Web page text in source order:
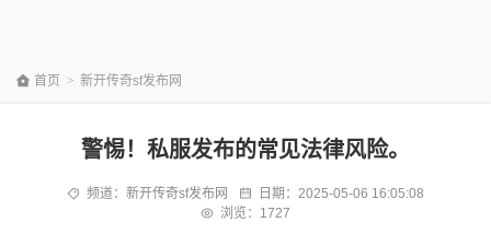
首页 > 新开传奇sf发布网
警惕！私服发布的常见法律风险。
频道： 新开传奇sf发布网 日期： 2025-05-06 16:05:08
浏览：1727